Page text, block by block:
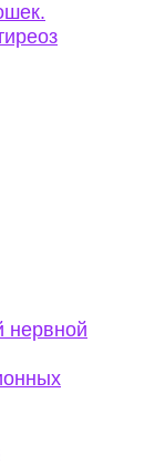
нервной